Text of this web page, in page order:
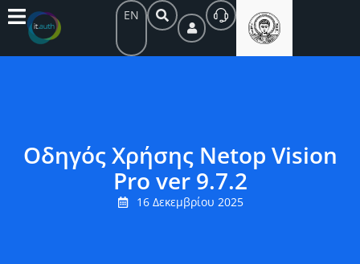
EN
Οδηγός Χρήσης Netop Vision
Pro ver 9.7.2
16 Δεκεμβρίου 2025